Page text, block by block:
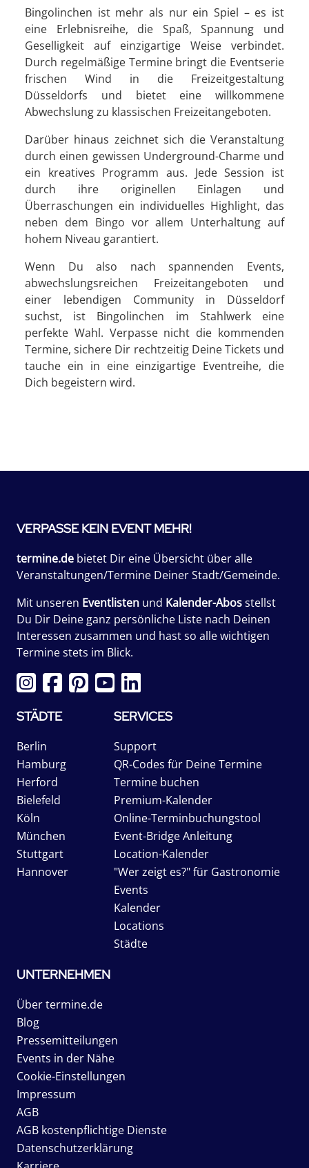
Bingolinchen ist mehr als nur ein Spiel – es ist
eine Erlebnisreihe, die Spaß, Spannung und
Geselligkeit auf einzigartige Weise verbindet.
Durch regelmäßige Termine bringt die Eventserie
frischen Wind in die Freizeitgestaltung
Düsseldorfs und bietet eine willkommene
Abwechslung zu klassischen Freizeitangeboten.
Darüber hinaus zeichnet sich die Veranstaltung
durch einen gewissen Underground-Charme und
ein kreatives Programm aus. Jede Session ist
durch ihre originellen Einlagen und
Überraschungen ein individuelles Highlight, das
neben dem Bingo vor allem Unterhaltung auf
hohem Niveau garantiert.
Wenn Du also nach spannenden Events,
abwechslungsreichen Freizeitangeboten und
einer lebendigen Community in Düsseldorf
suchst, ist Bingolinchen im Stahlwerk eine
perfekte Wahl. Verpasse nicht die kommenden
Termine, sichere Dir rechtzeitig Deine Tickets und
tauche ein in eine einzigartige Eventreihe, die
Dich begeistern wird.
VERPASSE KEIN EVENT MEHR!
termine.de bietet Dir eine Übersicht über alle
Veranstaltungen/Termine Deiner Stadt/Gemeinde.
Mit unseren Eventlisten und Kalender-Abosstellst
Du Dir Deine ganz persönliche Liste nach Deinen
Interessen zusammen und hast so alle wichtigen
Termine stets im Blick.
STÄDTE
Berlin
Hamburg
Herford
Bielefeld
Köln
München
Stuttgart
Hannover
SERVICES
Support
QR-Codes für Deine Termine
Termine buchen
Premium-Kalender
Online-Terminbuchungstool
Event-Bridge Anleitung
Location-Kalender
"Wer zeigt es?" für Gastronomie
Events
Kalender
Locations
Städte
UNTERNEHMEN
Über termine.de
Blog
Pressemitteilungen
Events in der Nähe
Cookie-Einstellungen
Impressum
AGB
AGB kostenpflichtige Dienste
Datenschutzerklärung